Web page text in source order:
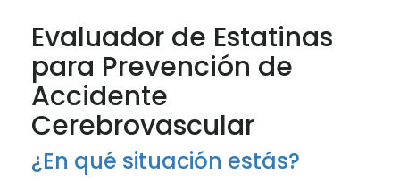
Evaluador de Estatinas
para Prevención de
Accidente
Cerebrovascular
¿En qué situación estás?